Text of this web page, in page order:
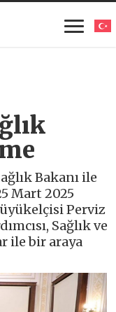
Bakanı ile
Mart 2025
Perviz
Sağlık ve
ile bir araya